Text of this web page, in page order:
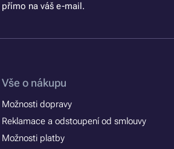
na váš e-mail.
Vše o nákupu
Možnosti dopravy
Reklamace a odstoupení od smlouvy
Možnosti platby